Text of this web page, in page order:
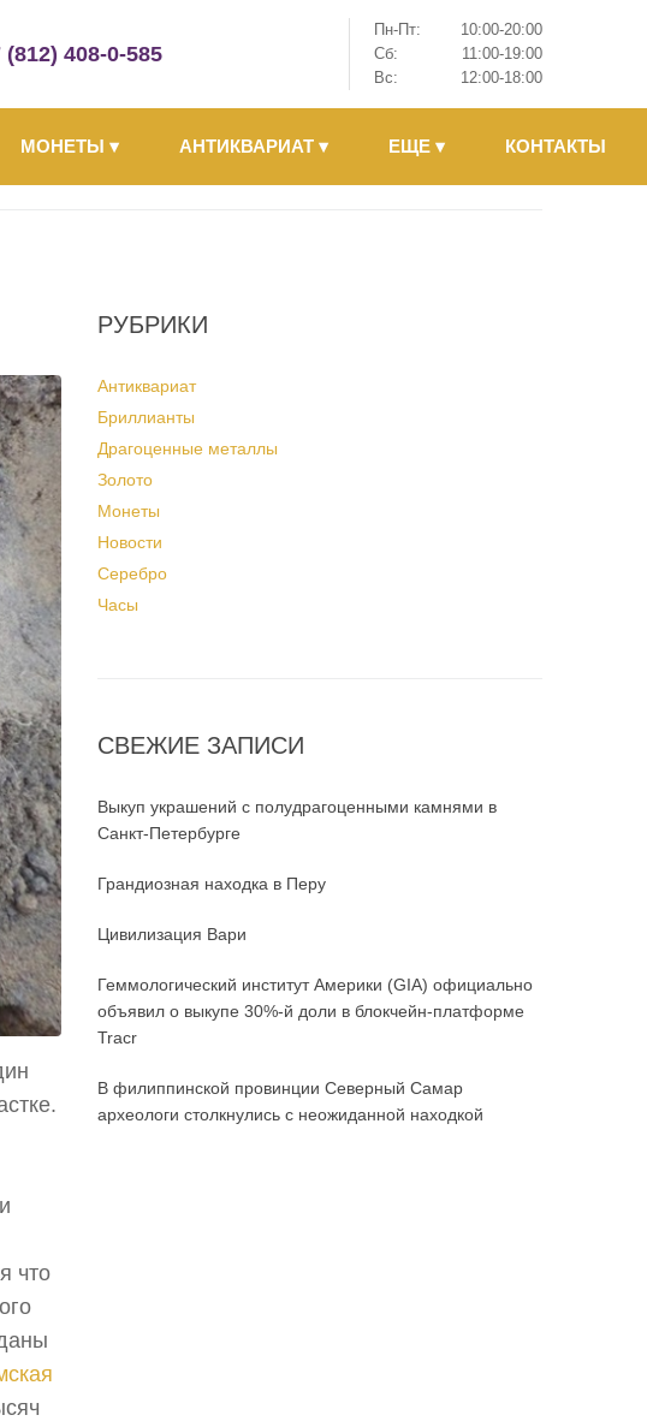
(812) 408-0-585
Пн-Пт:
10:00-20:00
Сб:
11:00-19:00
Вс:
12:00-18:00
МОНЕТЫ ▾ АНТИКВАРИАТ ▾ ЕЩЕ ▾ КОНТАКТЫ
что
РУБРИКИ
Антиквариат
Бриллианты
Драгоценные металлы
Золото
Монеты
Новости
Серебро
Часы
СВЕЖИЕ ЗАПИСИ
Выкуп украшений с полудрагоценными камнями в
Санкт-Петербурге
Грандиозная находка в Перу
Цивилизация Вари
Геммологический институт Америки (GIA) официально
объявил о выкупе 30%-й доли в блокчейн-платформе
Tracr
В филиппинской провинции Северный Самар
археологи столкнулись с неожиданной находкой